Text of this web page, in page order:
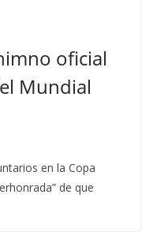
oficial
Mundial
en la Copa
de que